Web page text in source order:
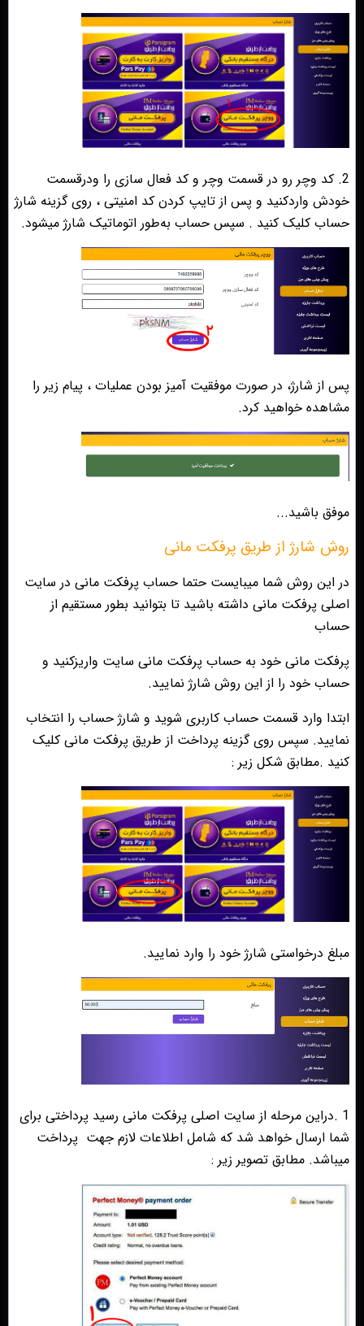
2. کد وچر رو‌ در قسمت وچر و کد فعال سازی را و‌در‌قسمت
خودش واردکنید و پس از تایپ کردن کد امنیتی ، روی گزینه شارژ
حساب کلیک کنید . سپس حساب به‌طور اتوماتیک شارژ میشود.
پس از شارژ، در صورت موفقیت آمیز بودن عملیات ، پیام زیر را
مشاهده خواهید کرد.
موفق باشید...
روش شارژ از طریق پرفکت مانی
در این روش شما میبایست حتما حساب پرفکت مانی در سایت
اصلی پرفکت مانی داشته باشید تا بتوانید بطور مستقیم از
حساب
پرفکت مانی خود به حساب پرفکت مانی سایت واریزکنید و
حساب خود را از این روش شارژ نمایید.
ابتدا وارد قسمت حساب کاربری شوید و شارژ حساب را انتخاب
نمایید. سپس روی گزینه پرداخت از طریق پرفکت مانی کلیک
کنید .مطابق شکل زیر :
مبلغ درخواستی شارژ خود را وارد نمایید.
1 .دراین مرحله از سایت اصلی پرفکت مانی رسید پرداختی برای
شما ارسال خواهد شد که شامل اطلاعات لازم جهت پرداخت
میباشد. مطابق تصویر زیر :